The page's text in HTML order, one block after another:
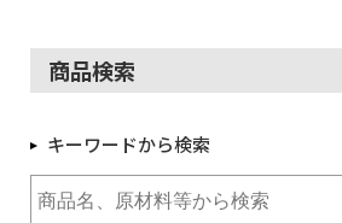
商品検索
キーワードから検索